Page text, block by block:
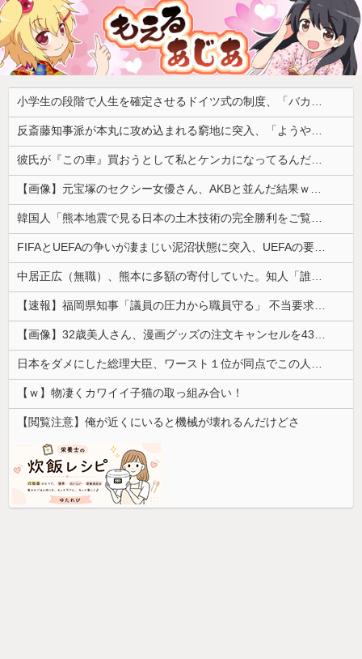
小学生の段階で人生を確定させるドイツ式の制度、「バカを振い落せるから合理的だ」と自惚れていた結果……
反斎藤知事派が本丸に攻め込まれる窮地に突入、「ようやく反撃のターンやね」と手際の良さに感心する人が続出中
彼氏が『この車』買おうとして私とケンカになってるんだけどｗｗｗｗｗｗ
【画像】元宝塚のセクシー女優さん、AKBと並んだ結果ｗｗｗｗ
韓国人「熊本地震で見る日本の土木技術の完全勝利をご覧ください」→「これはすごいわ」「こういうのを見ると日本人は何か適当に作る感じがしない・・・」...
FIFAとUEFAの争いが凄まじい泥沼状態に突入、UEFAの要求を呑んだFIFAだったがUEFA側は強硬姿勢を崩さず……
中居正広（無職）、熊本に多額の寄付していた。知人「誰にも知られなくてもいい、と公表してない」
【速報】福岡県知事「議員の圧力から職員守る」 不当要求防止の条例策定へ
【画像】32歳美人さん、漫画グッズの注文キャンセルを43億円分繰り返しまくり逮捕
日本をダメにした総理大臣、ワースト１位が同点でこの人ｗｗｗｗｗｗ
【ｗ】物凄くカワイイ子猫の取っ組み合い！
【閲覧注意】俺が近くにいると機械が壊れるんだけどさ